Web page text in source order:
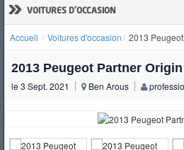
» VOITURES D'OCCASION
Accueil Voitures d'occasion 2013
2013 Peugeot Partner Origin
le 3 Sept. 2021 Ben Arous
D'OCCASION